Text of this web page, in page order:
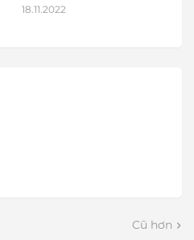
18.11.2022
Cũ hơn